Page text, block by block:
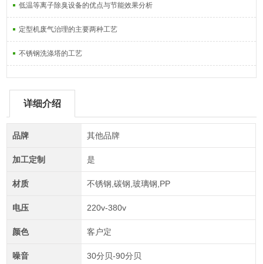
低温等离子除臭设备的优点与节能效果分析
定型机废气治理的主要两种工艺
不锈钢洗涤塔的工艺
详细介绍
品牌 其他品牌
加工定制 是
材质 不锈钢,碳钢,玻璃钢,PP
电压 220v-380v
颜色 客户定
噪音 30分贝-90分贝